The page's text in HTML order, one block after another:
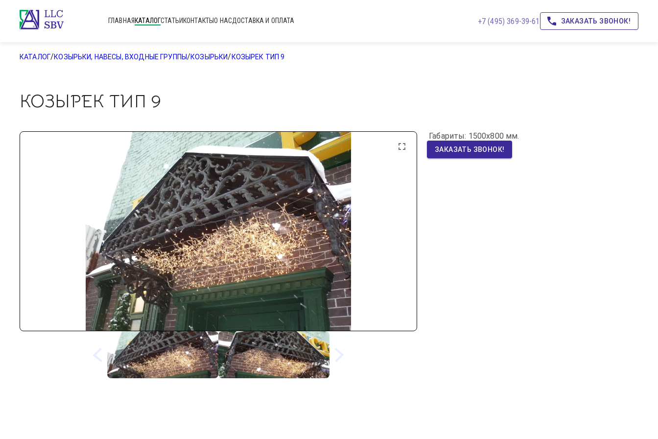
ГЛАВНАЯ КАТАЛОГСТАТЬИ КОНТАКТЫО НАСДОСТАВКА И ОПЛАТА +7 (495) 369-39-61 ЗАКАЗАТЬ ЗВОНОК!
КАТАЛОГ/КОЗЫРЬКИ, НАВЕСЫ, ВХОДНЫЕ ГРУППЫ/КОЗЫРЬКИ/ КОЗЫРЕК ТИП 9
КОЗЫРЕК ТИП 9
Габариты: 1500х800 мм.
ЗАКАЗАТЬ ЗВОНОК!